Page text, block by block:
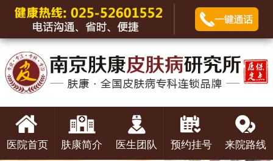
医院首页 肤康简介 医生团队 预约挂号 来院路线